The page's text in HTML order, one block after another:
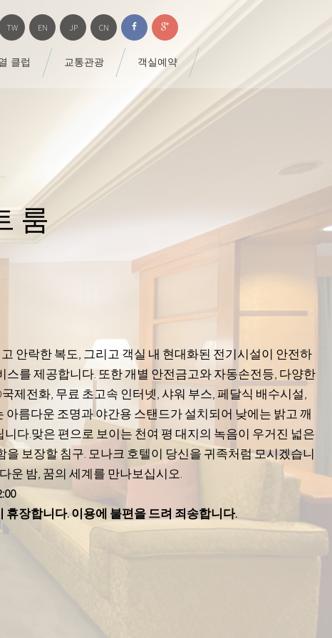
TW EN JP CN
클럽 교통관광 객실예약
룸
안락한 복도, 그리고 객실 내 현대화된 전기시설이 안전하
를 제공합니다. 또한 개별 안전금고와 자동손전등, 다양한
제전화, 무료 초고속 인터넷, 샤워 부스, 페달식 배수시설,
름다운 조명과 야간용 스탠드가 설치되어 낮에는 밝고 깨
다.맞은 편으로 보이는 천여 평 대지의 녹음이 우거진 넓은
보장할 침구. 모나크 호텔이 당신을 귀족처럼 모시겠습니
운 밤, 꿈의 세계를 만나보십시오.
장합니다. 이용에 불편을 드려 죄송합니다.